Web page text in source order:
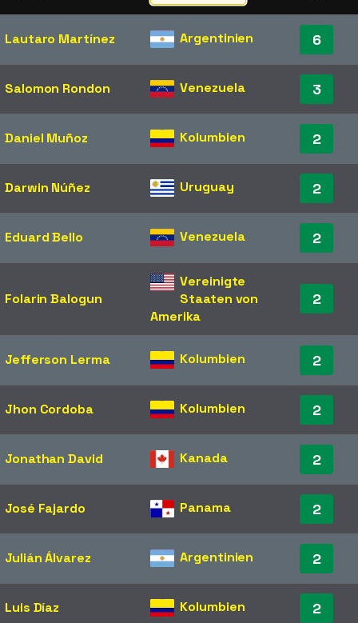
Lautaro Martínez Argentinien 6
Salomon Rondon Venezuela 3
Daniel Muñoz Kolumbien 2
Darwin Núñez Uruguay 2
Eduard Bello Venezuela 2
Folarin Balogun
Vereinigte
Staaten von
Amerika
2
Jefferson Lerma Kolumbien 2
Jhon Cordoba Kolumbien 2
Jonathan David Kanada 2
José Fajardo Panama 2
Julián Álvarez Argentinien 2
Luis Díaz Kolumbien 2